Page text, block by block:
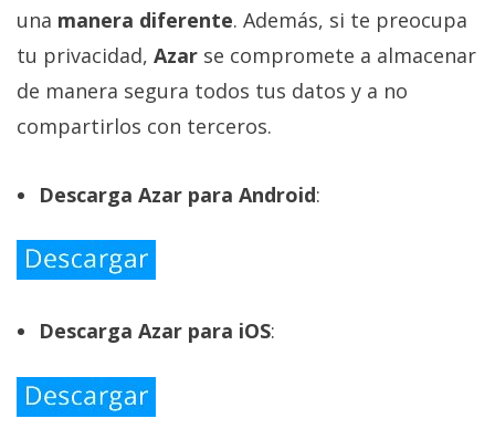
una manera diferente. Además, si te preocupa
tu privacidad, Azar se compromete a almacenar
de manera segura todos tus datos y a no
compartirlos con terceros.
Descarga Azar para Android:
Descarga Azar para iOS: